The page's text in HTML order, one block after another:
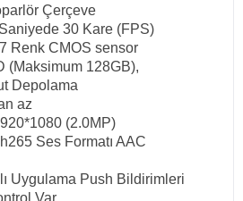
Çerçeve
30 Kare (FPS)
Renk CMOS sensor
(Maksimum 128GB),
Depolama
az
(2.0MP)
Ses Formatı AAC
Uygulama Push Bildirimleri
Var